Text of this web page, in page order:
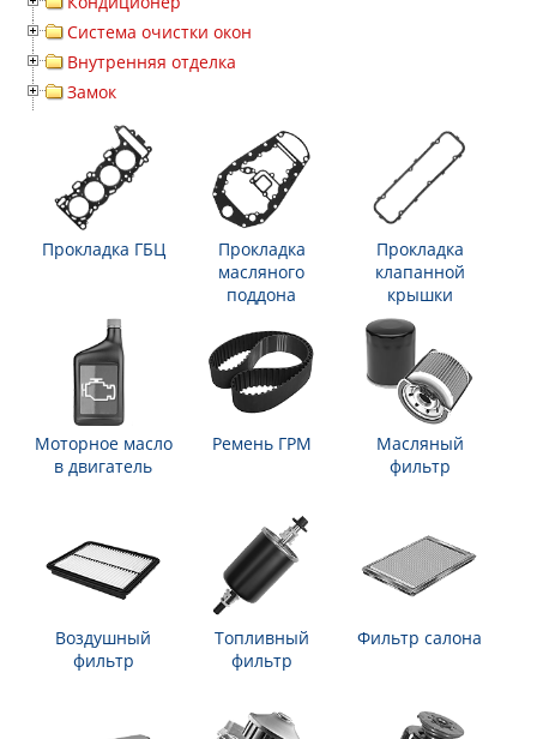
Система очистки окон
Внутренняя отделка
Замок
Прокладка ГБЦ
Прокладка
масляного
поддона
Прокладка
клапанной
крышки
Моторное масло
в двигатель
Ремень ГРМ
Масляный
фильтр
Воздушный
фильтр
Топливный
фильтр
Фильтр салона